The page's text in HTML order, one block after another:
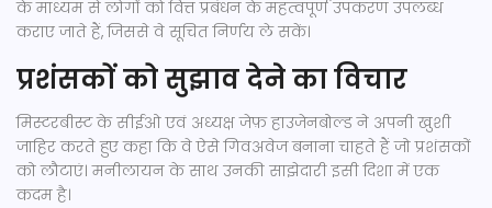
के माध्यम से लोगों को वित्त प्रबंधन के महत्वपूर्ण उपकरण उपलब्ध
कराए जाते हैं, जिससे वे सूचित निर्णय ले सकें।
प्रशंसकों को सुझाव देने का विचार
मिस्टरबीस्ट के सीईओ एवं अध्यक्ष जेफ़ हाउजेनबोल्ड ने अपनी खुशी
जाहिर करते हुए कहा कि वे ऐसे गिवअवेज बनाना चाहते हैं जो प्रशंसकों
को लौटाएं। मनीलायन के साथ उनकी साझेदारी इसी दिशा में एक
कदम है।